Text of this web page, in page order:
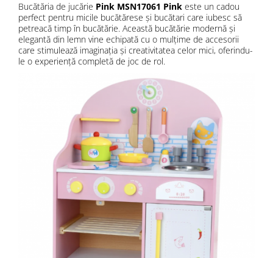
Bucătăria de jucărie Pink MSN17061 Pink este un cadou
perfect pentru micile bucătărese și bucătari care iubesc să
petreacă timp în bucătărie. Această bucătărie modernă și
elegantă din lemn vine echipată cu o mulțime de accesorii
care stimulează imaginația și creativitatea celor mici, oferindu-
le o experiență completă de joc de rol.